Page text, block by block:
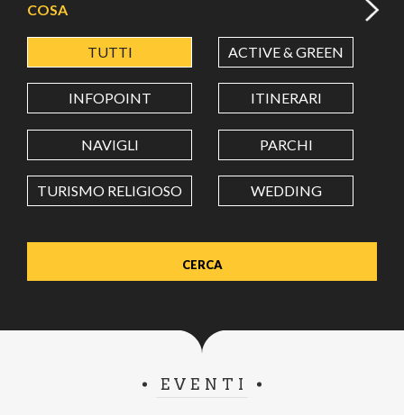
LATITUDINE
LONGITUDINE
Value in decimal degrees. Use dot (.) as decimal separator.
COSA
TUTTI ACTIVE & GREEN
INFOPOINT ITINERARI
NAVIGLI PARCHI
TURISMO RELIGIOSO WEDDING
EVENTI